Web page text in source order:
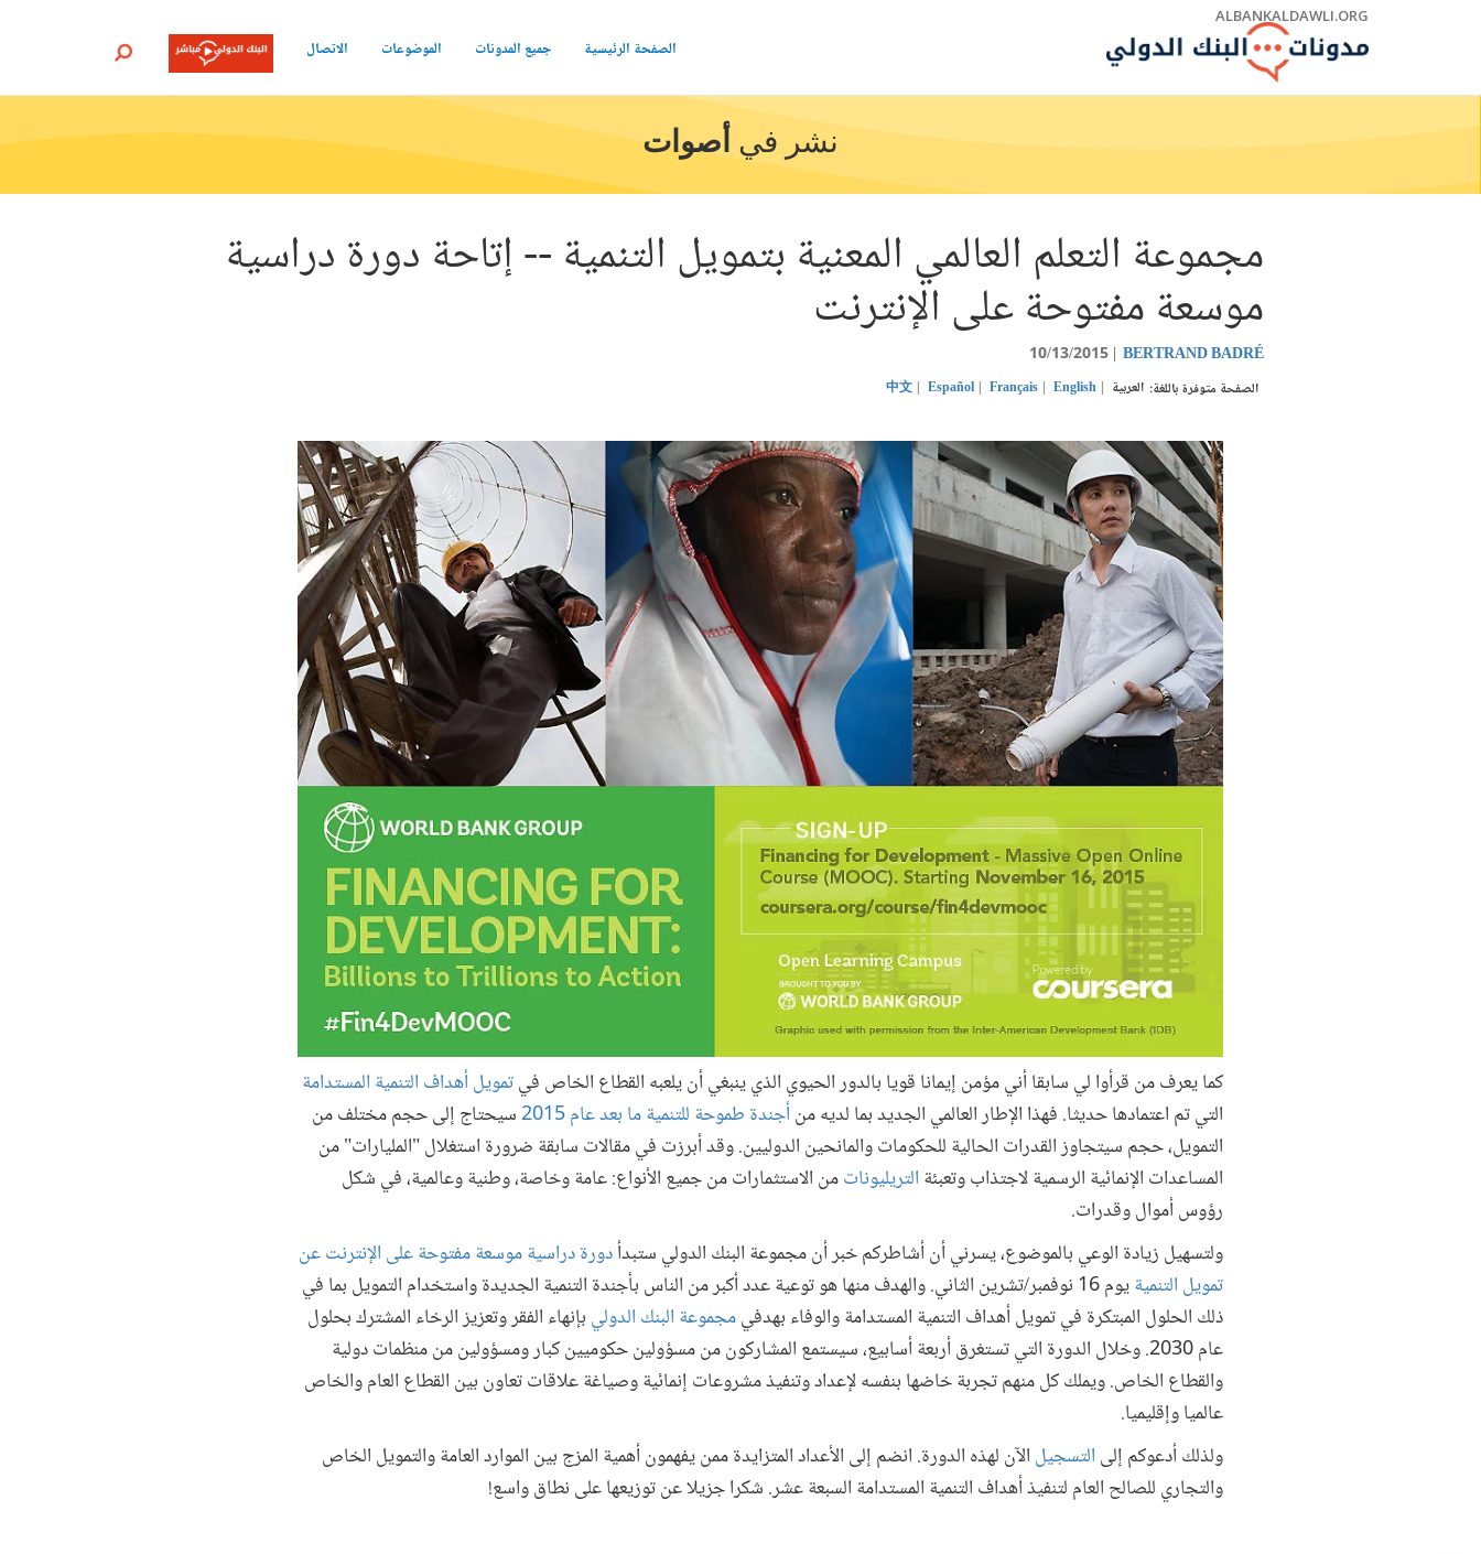
ALBANKALDAWLI.ORG
الصفحة الرئيسية جميع المدونات الموضوعات الاتصال بحث
نشر في أصوات
مجموعة التعلم العالمي المعنية بتمويل التنمية -- إتاحة دورة دراسية
موسعة مفتوحة على الإنترنت
BERTRAND BADRÉ
10/13/2015
الصفحة متوفرة باللغة: العربية English
Français
Español
中文
كما يعرف من قرأوا لي سابقا أني مؤمن إيمانا قويا بالدور الحيوي الذي ينبغي أن يلعبه القطاع الخاص فيتمويل أهداف التنمية المستدامة
التي تم اعتمادها حديثا. فهذا الإطار العالمي الجديد بما لديه من أجندة طموحة للتنمية ما بعد عام 2015
سيحتاج إلى حجم مختلف من
التمويل، حجم سيتجاوز القدرات الحالية للحكومات والمانحين الدوليين. وقد أبرزت في مقالات سابقة ضرورة استغلال "المليارات" من
المساعدات الإنمائية الرسمية لاجتذاب وتعبئة التريليوناتمن الاستثمارات من جميع الأنواع: عامة وخاصة، وطنية وعالمية، في شكل
رؤوس أموال وقدرات.
ولتسهيل زيادة الوعي بالموضوع، يسرني أن أشاطركم خبر أن مجموعة البنك الدولي ستبدأدورة دراسية موسعة مفتوحة على الإنترنت عن
تمويل التنمية
يوم 16 نوفمبر/تشرين الثاني. والهدف منها هو توعية عدد أكبر من الناس بأجندة التنمية الجديدة واستخدام التمويل بما في
ذلك الحلول المبتكرة في تمويل أهداف التنمية المستدامة والوفاء بهدفيمجموعة البنك الدولي بإنهاء الفقر وتعزيز الرخاء المشترك بحلول
عام 2030. وخلال الدورة التي تستغرق أربعة أسابيع، سيستمع المشاركون من مسؤولين حكوميين كبار ومسؤولين من منظمات دولية
والقطاع الخاص. ويملك كل منهم تجربة خاضها بنفسه لإعداد وتنفيذ مشروعات إنمائية وصياغة علاقات تعاون بين القطاع العام والخاص
عالميا وإقليميا.
ولذلك أدعوكم إلى التسجيل الآن لهذه الدورة. انضم إلى الأعداد المتزايدة ممن يفهمون أهمية المزج بين الموارد العامة والتمويل الخاص
والتجاري للصالح العام لتنفيذ أهداف التنمية المستدامة السبعة عشر. شكرا جزيلا عن توزيعها على نطاق واسع!